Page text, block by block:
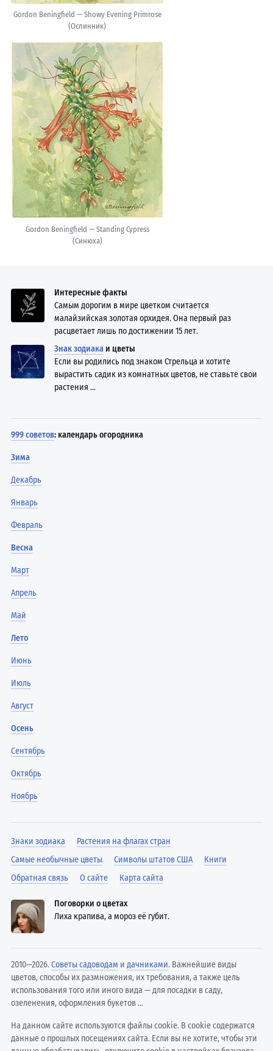
Gordon Beningfield — Showy Evening Primrose
(Ослинник)
Gordon Beningfield — Standing Cypress
(Синюха)
Интересные факты
Самым дорогим в мире цветком считается
малайзийская золотая орхидея. Она первый раз
расцветает лишь по достижении 15 лет.
Знак зодиака и цветы
Если вы родились под знаком Стрельца и хотите
вырастить садик из комнатных цветов, не ставьте свои
растения ...
999 советов: календарь огородника
Зима
Декабрь
Январь
Февраль
Весна
Март
Апрель
Май
Лето
Июнь
Июль
Август
Осень
Сентябрь
Октябрь
Ноябрь
Знаки зодиака
Растения на флагах стран
Самые необычные цветы
Символы штатов США
Книги
Обратная связь
О сайте Карта сайта
Поговорки о цветах
Лиха крапива, а мороз её губит.
2010—2026.Советы садоводам идачниками. Важнейшие виды
цветов, способы их размножения, их требования, а также цель
использования того или иного вида — для посадки в саду,
озеленения, оформления букетов ...
На данном сайте используются файлы cookie. В cookie содержатся
данные о прошлых посещениях сайта. Если вы не хотите, чтобы эти